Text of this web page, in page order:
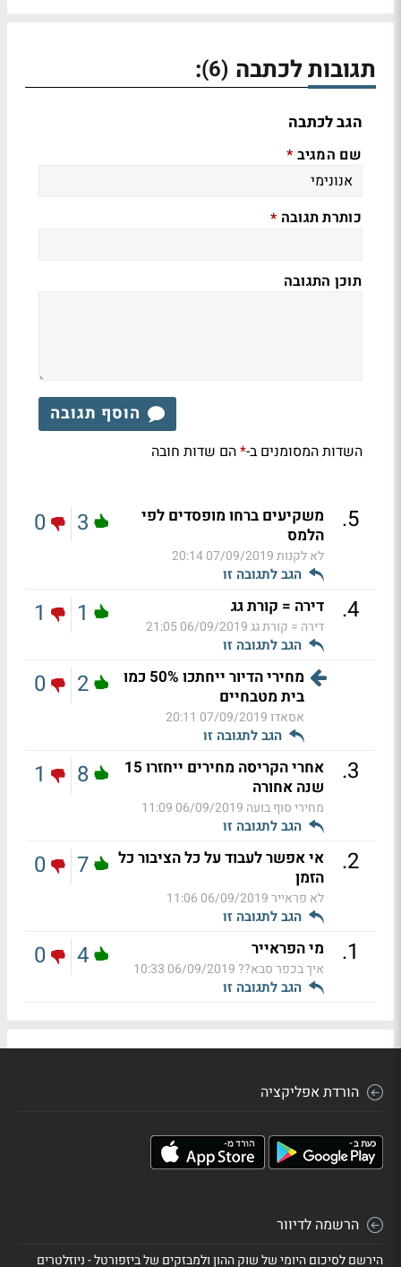
תגובות לכתבה (6)
:
הגב לכתבה
שם המגיב *
כותרת תגובה *
תוכן התגובה
הוסף תגובה
השדות המסומנים ב-*הם שדות חובה
5
.
משקיעים ברחו מופסדים לפי
הלמס
לא לקנות07/09/2019 20:14
הגב לתגובה זו
3
0
4
. דירה = קורת גג
דירה = קורת גג06/09/2019 21:05
הגב לתגובה זו
1
1
מחירי הדיור ייחתכו 50% כמו
בית מטבחיים
אסאדו07/09/2019 20:11
הגב לתגובה זו
2
0
3
.
אחרי הקריסה מחירים ייחזרו 15
שנה אחורה
מחירי סוף בועה 06/09/2019 11:09
הגב לתגובה זו
8
1
2
.
אי אפשר לעבוד על כל הציבור כל
הזמן
לא פראייר06/09/2019 11:06
הגב לתגובה זו
7
0
1
. מי הפראייר
איך בכפר סבא??06/09/2019 10:33
הגב לתגובה זו
4
0
הורדת אפליקציה
הרשמה לדיוור
הירשם לסיכום היומי של שוק ההון ולמבזקים של ביזפורטל - ניוזלטרים